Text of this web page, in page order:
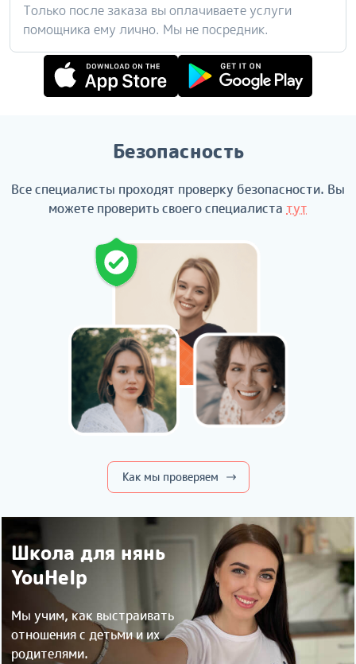
Только после заказа вы оплачиваете услуги
помощника ему лично. Мы не посредник.
Безопасность
Все специалисты проходят проверку безопасности. Вы
можете проверить своего специалиста тут
Как мы проверяем
Школа для нянь
YouHelp
Мы учим, как выстраивать
отношения с детьми и их
родителями.